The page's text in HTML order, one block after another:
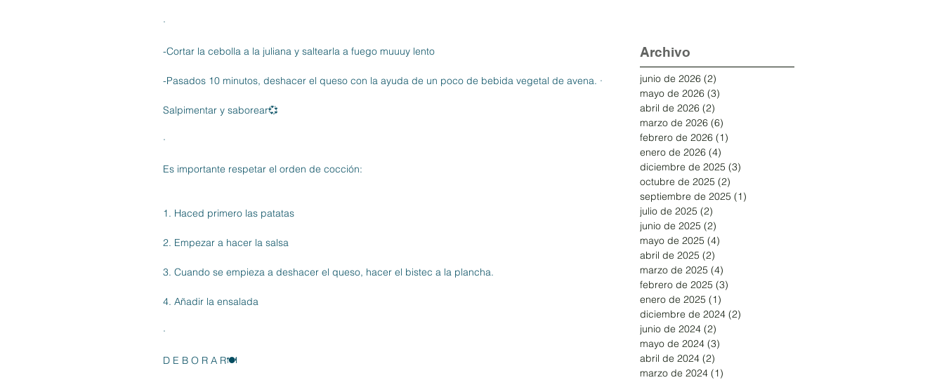
·
-Cortar la cebolla a la juliana y saltearla a fuego muuuy lento
-Pasados 10 minutos, deshacer el queso con la ayuda de un poco de bebida vegetal de avena. ·
Salpimentar y saborear💞
·
Es importante respetar el orden de cocción:
1. Haced primero las patatas
2. Empezar a hacer la salsa
3. Cuando se empieza a deshacer el queso, hacer el bistec a la plancha.
4. Añadir la ensalada
·
D E B O R A R🍽
Archivo
junio de 2026 (2)
mayo de 2026 (3)
abril de 2026 (2)
marzo de 2026 (6)
febrero de 2026 (1)
enero de 2026 (4)
diciembre de 2025 (3)
octubre de 2025 (2)
septiembre de 2025 (1)
julio de 2025 (2)
junio de 2025 (2)
mayo de 2025 (4)
abril de 2025 (2)
marzo de 2025 (4)
febrero de 2025 (3)
enero de 2025 (1)
diciembre de 2024 (2)
junio de 2024 (2)
mayo de 2024 (3)
abril de 2024 (2)
marzo de 2024 (1)